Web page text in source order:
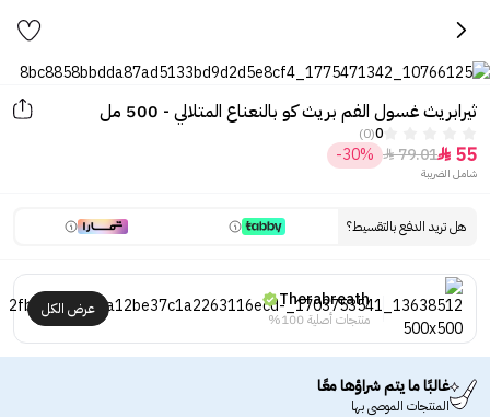
ثيرابريث غسول الفم بريث كو بالنعناع المتلالي - 500 مل
0
(0)
55

79.01

-30%
شامل الضريبة
هل تريد الدفع بالتقسيط؟
Therabreath
منتجات أصلية 100%
عرض الكل
غالبًا ما يتم شراؤها معًا
المنتجات الموصى بها